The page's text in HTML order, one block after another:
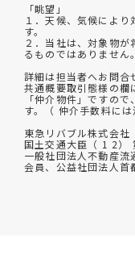
「眺望」
１．天候、気候によ
す。
２．当社は、対象物
るものではありません。
詳細は担当者へお問合
共通概要取引態様の欄
「仲介物件」ですの
す。（ 仲介手数料に
東急リバブル株式会
国土交通大臣（ 1 2）
一般社団法人不動産
会員、公益社団法人首